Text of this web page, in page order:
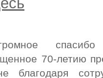
70-летию
благодаря